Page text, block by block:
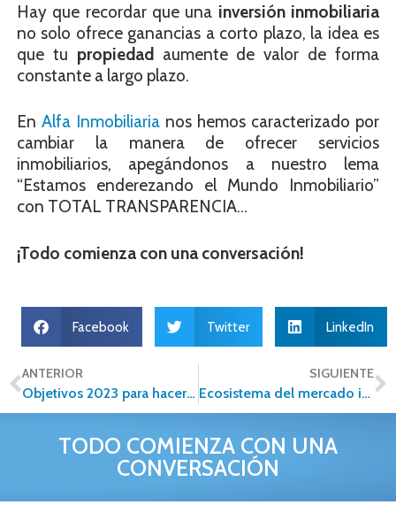
Hay que recordar que una inversión inmobiliaria
no solo ofrece ganancias a corto plazo, la idea es
que tu propiedad aumente de valor de forma
constante a largo plazo.
En Alfa Inmobiliaria nos hemos caracterizado por
cambiar la manera de ofrecer servicios
inmobiliarios, apegándonos a nuestro lema
“Estamos enderezando el Mundo Inmobiliario”
con TOTAL TRANSPARENCIA…
¡Todo comienza con una conversación!
Facebook Twitter LinkedIn
ANTERIOR
Objetivos 2023 para hacer realidad tu negocio inmobiliario
SIGUIENTE
Ecosistema del mercado inmobiliario en 2023
TODO COMIENZA CON UNA
CONVERSACIÓN